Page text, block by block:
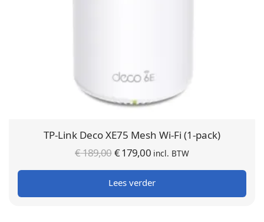
TP-Link Deco XE75 Mesh Wi-Fi (1-pack)
€189,00Oorspronkelijke
prijs was:
€ 189,00.
€179,00 Huidige
prijs is:
€ 179,00.
incl. BTW
Lees verder